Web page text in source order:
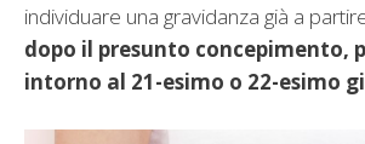
individuare una gravidanza già a
dopo il presunto concepimento,
intorno al 21-esimo o 22-esimo